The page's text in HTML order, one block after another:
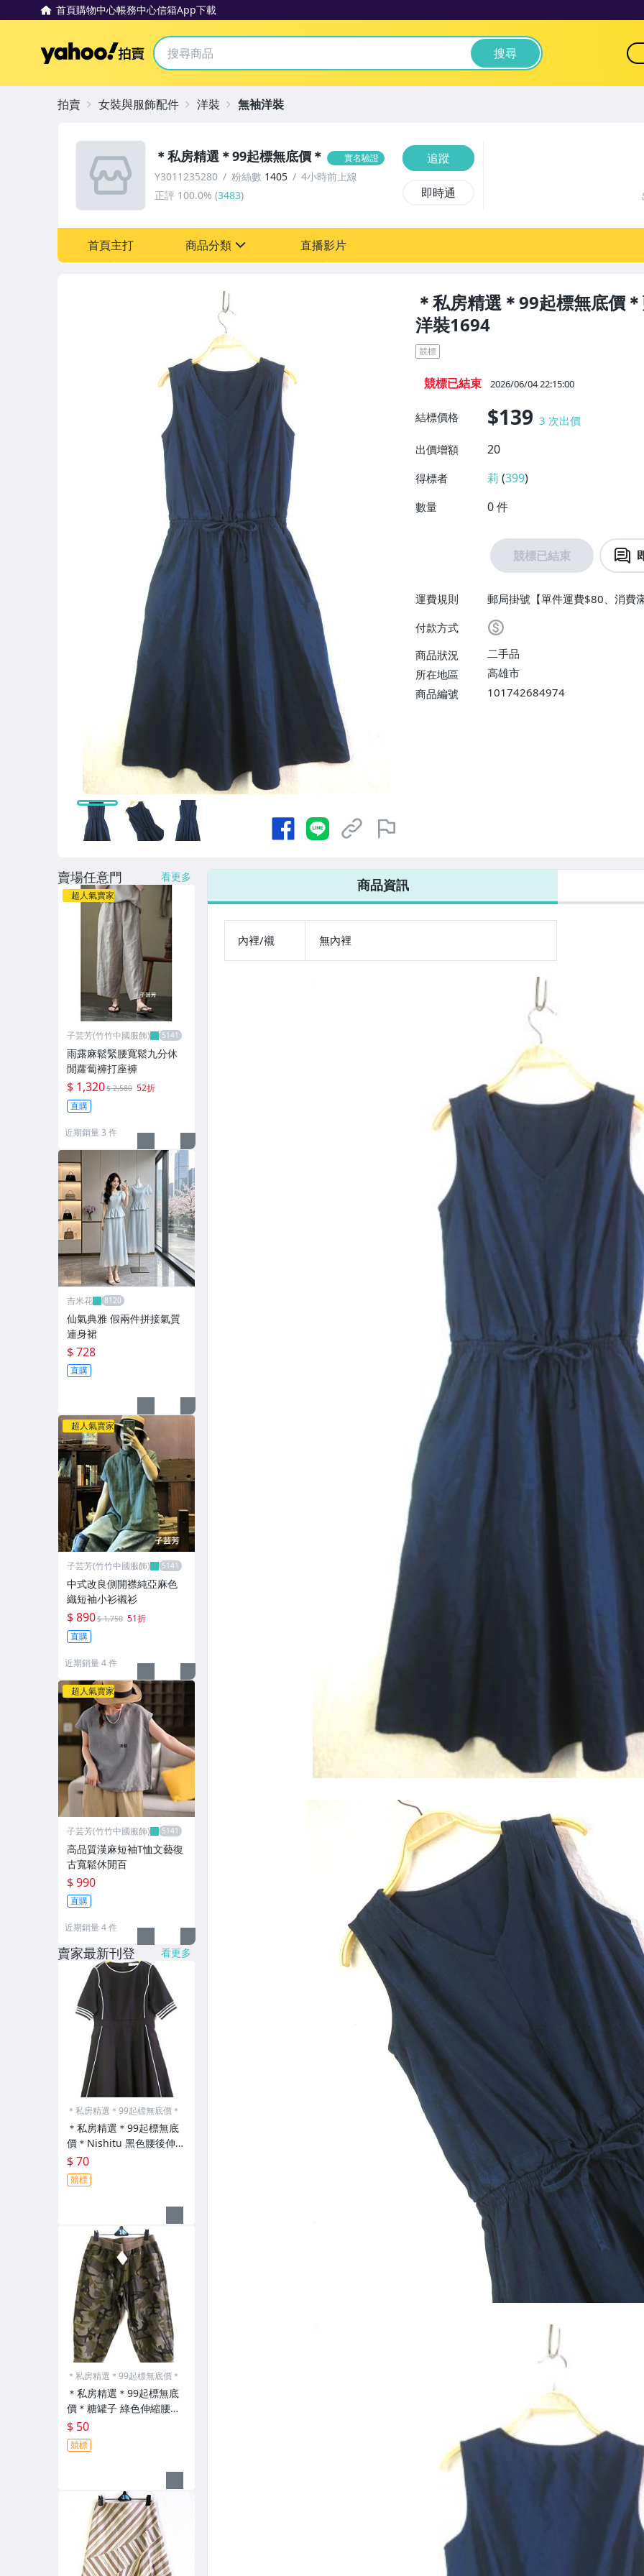
首頁購物中心帳務中心信箱App下載
Yahoo拍賣 搜尋
＊私房精選＊99起標無底價
洋裝1694
競標
競標已結束 2026/06/04 22:15:00
結標價格 $139 3 次出價
出價增額
20
得標者 莉 (399)
數量 0件
競標已結束
運費規則
郵局掛號【單件運費$80、消費
付款方式
商品狀況
二手品
所在地區
高雄市
商品編號
101742684974
＊私房精選＊99起標無底價＊ 實名驗證
Y3011235280 粉絲數 1405
4小時前上線
正評 100.0% (3483)
追蹤
即時通
首頁主打 商品分類 直播影片
拍賣 女裝與服飾配件 洋裝 無袖洋裝
商品資訊
內裡/襯 無內裡
賣場任意門 看更多
超人氣賣家
子芸芳(竹竹中國服飾)
雨露麻鬆緊腰寬鬆九分休
閒蘿蔔褲打座褲
$ 1,320$ 2,580 52折
直購
近期銷量 3 件
吉米花
仙氣典雅 假兩件拼接氣質
連身裙
$ 728
直購
超人氣賣家
子芸芳(竹竹中國服飾)
中式改良側開襟純亞麻色
織短袖小衫襯衫
$ 890$ 1,750 51折
直購
近期銷量 4 件
超人氣賣家
子芸芳(竹竹中國服飾)
高品質漢麻短袖T恤文藝復
古寬鬆休閒百
$ 990
直購
近期銷量 4 件
賣家最新刊登 看更多
＊私房精選＊99起標無底價＊
＊私房精選＊99起標無底
價＊Nishitu 黑色腰後伸縮
五分袖洋裝(L)2828
$ 70
競標
＊私房精選＊99起標無底價＊
＊私房精選＊99起標無底
價＊糖罐子 綠色伸縮腰迷
彩七分褲(XL)3236
$ 50
競標